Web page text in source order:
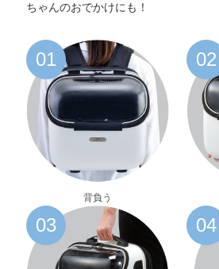
ちゃんのおでかけにも！
背負う